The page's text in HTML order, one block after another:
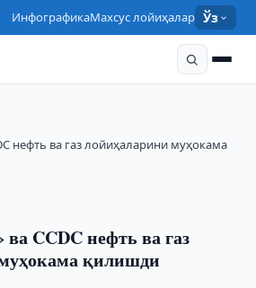
ИнфографикаМахсус лойиҳалар Ўз
нефть ва газ лойиҳаларини муҳокама
ва CCDC нефть ва газ
қилишди